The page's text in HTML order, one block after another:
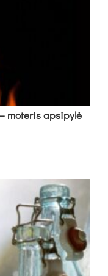
mo­te­ris ap­si­py­lė